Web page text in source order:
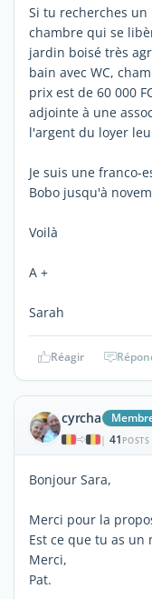
Si tu recherches un
chambre qui se
jardin boisé très
bain avec WC,
prix est de 60 000
adjointe à une
l'argent du loyer
Je suis une franco-
Bobo jusqu'à
Voilà
A +
Sarah
Réagir
cyrcha
| 41 POSTS
Bonjour Sara,
Merci pour la
Est ce que tu as un
Merci,
Pat.